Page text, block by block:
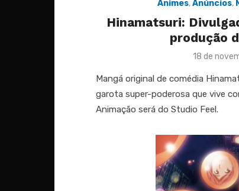
Animes,Anúncios,
Hinamatsuri:
produção
Posted
18 de
Mangá original de comédia
garota super-poderosa que vive
Animação será do Studio Feel.